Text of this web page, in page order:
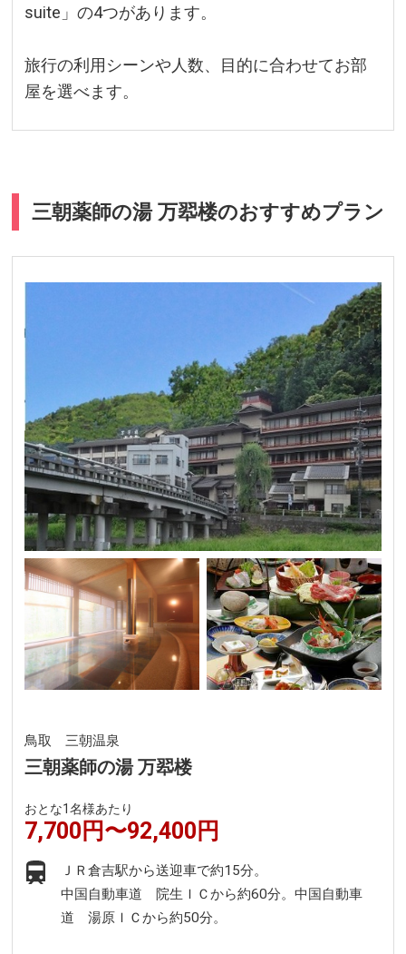
suite」の4つがあります。
旅行の利用シーンや人数、目的に合わせてお部
屋を選べます。
三朝薬師の湯 万翆楼のおすすめプラン
鳥取 三朝温泉
三朝薬師の湯 万翆楼
おとな1名様あたり
7,700円〜92,400円
ＪＲ倉吉駅から送迎車で約15分。
中国自動車道 院生ＩＣから約60分。中国自動車
道 湯原ＩＣから約50分。